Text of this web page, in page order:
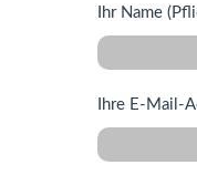
Ihr Name
Ihre E-Mail-